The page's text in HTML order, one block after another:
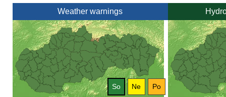
Weather warnings
So Ne Po